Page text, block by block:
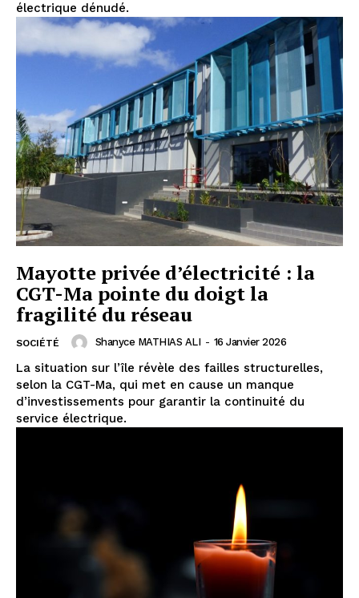
électrique dénudé.
Mayotte privée d’électricité : la
CGT-Ma pointe du doigt la
fragilité du réseau
SOCIÉTÉ Shanyce MATHIAS ALI - 16 Janvier 2026
La situation sur l’île révèle des failles structurelles,
selon la CGT-Ma, qui met en cause un manque
d’investissements pour garantir la continuité du
service électrique.